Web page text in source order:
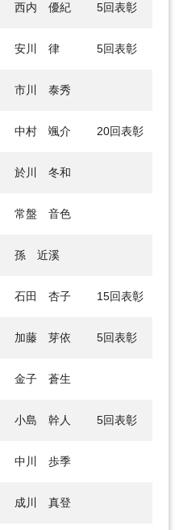
西内 優紀 5回表彰
安川 律 5回表彰
市川 泰秀
中村 颯介 20回表彰
於川 冬和
常盤 音色
孫 近溪
石田 杏子 15回表彰
加藤 芽依 5回表彰
金子 蒼生
小島 幹人 5回表彰
中川 歩季
成川 真登